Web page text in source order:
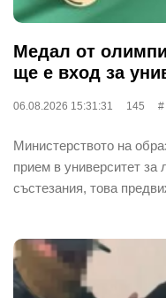
Медал от
ще е вход за
06.08.2026 15:31:31 145
Министерството на
прием в университет за
състезания, това